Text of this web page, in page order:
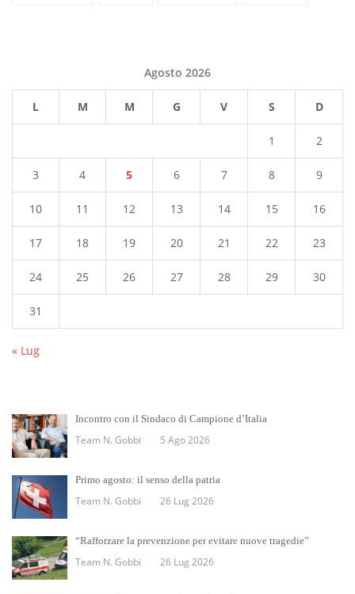
Agosto 2026
L M M G V S D
1 2
3 4 5 6 7 8 9
10 11 12 13 14 15 16
17 18 19 20 21 22 23
24 25 26 27 28 29 30
31
« Lug
Incontro con il Sindaco di Campione d’Italia
Team N. Gobbi 5 Ago 2026
Primo agosto: il senso della patria
Team N. Gobbi 26 Lug 2026
“Rafforzare la prevenzione per evitare nuove tragedie”
Team N. Gobbi 26 Lug 2026